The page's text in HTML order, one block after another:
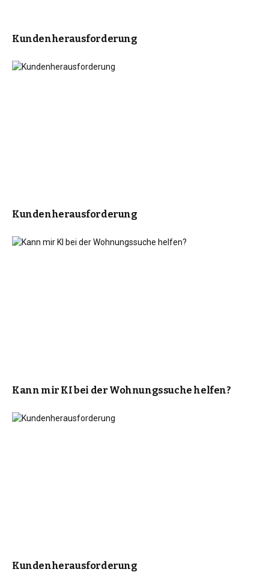
Kundenherausforderung
Kundenherausforderung
Kann mir KI bei der Wohnungssuche helfen?
Kundenherausforderung